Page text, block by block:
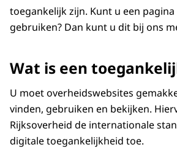
toegankelijk zijn. Kunt u een
gebruiken? Dan kunt u dit bij ons
Wat is een
U moet overheidswebsites
vinden, gebruiken en bekijken.
Rijksoverheid de internationale
digitale toegankelijkheid toe.